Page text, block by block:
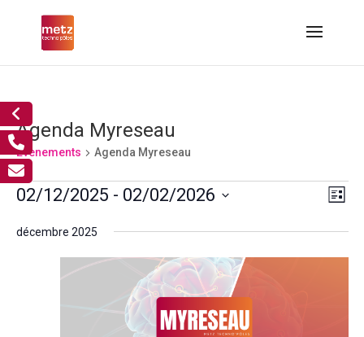
Agenda Myreseau
Évènements Agenda Myreseau
Évènements
de
Liste
02/12/2025 - 02/02/2026
décembre 2025